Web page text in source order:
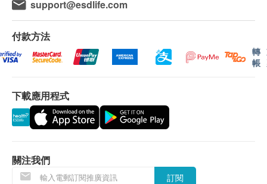
網購health.ESDlife概不負責。一切有關的索償或
查詢，須向提供服務之體檢中心或商戶提出。
support@esdlife.com
付款方法
轉
帳
下載應用程式
關注我們
訂閱